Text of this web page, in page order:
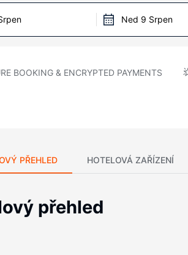
Ned 9 Srpen
BOOKING & ENCRYPTED PAYMENTS
PŘEHLED HOTELOVÁ ZAŘÍZENÍ
přehled